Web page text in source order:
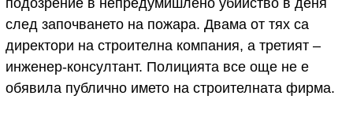
подозрение в непредумишлено убийство в деня
след започването на пожара. Двама от тях са
директори на строителна компания, а третият –
инженер-консултант. Полицията все още не е
обявила публично името на строителната фирма.